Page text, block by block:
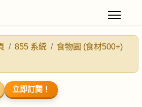
855 系統
食物園 (食材500+)
立即訂閱！